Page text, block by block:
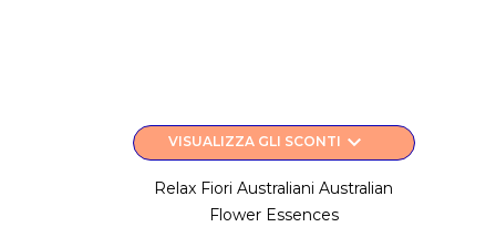
VISUALIZZA GLI SCONTI keyboard_arrow_down
Relax Fiori Australiani Australian
Flower Essences